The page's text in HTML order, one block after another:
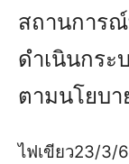
สถานการ
ดำเนินกระ
ตามนโยบ
ไฟเขียว23/3/